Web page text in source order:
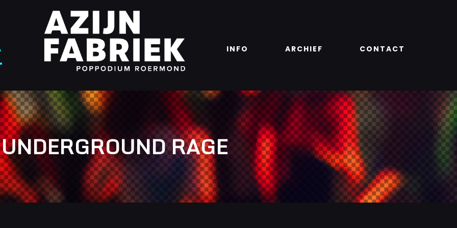
INFO ARCHIEF CONTACT
UNDERGROUND RAGE